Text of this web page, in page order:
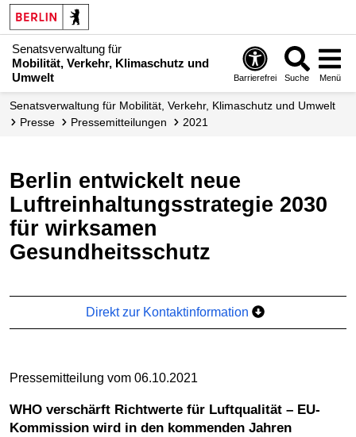
Senatsverwaltung für
Mobilität, Verkehr, Klimaschutz und
Umwelt
Barrierefrei Suche Menü
Senatsverwaltung für Mobilität, Verkehr, Klimaschutz und Umwelt
Presse
Presse­mitteilungen 2021
Berlin entwickelt neue
Luftreinhaltungsstrategie 2030
für wirksamen
Gesundheitsschutz
Direkt zur Kontaktinformation
Pressemitteilung vom 06.10.2021
WHO verschärft Richtwerte für Luftqualität – EU-
Kommission wird in den kommenden Jahren